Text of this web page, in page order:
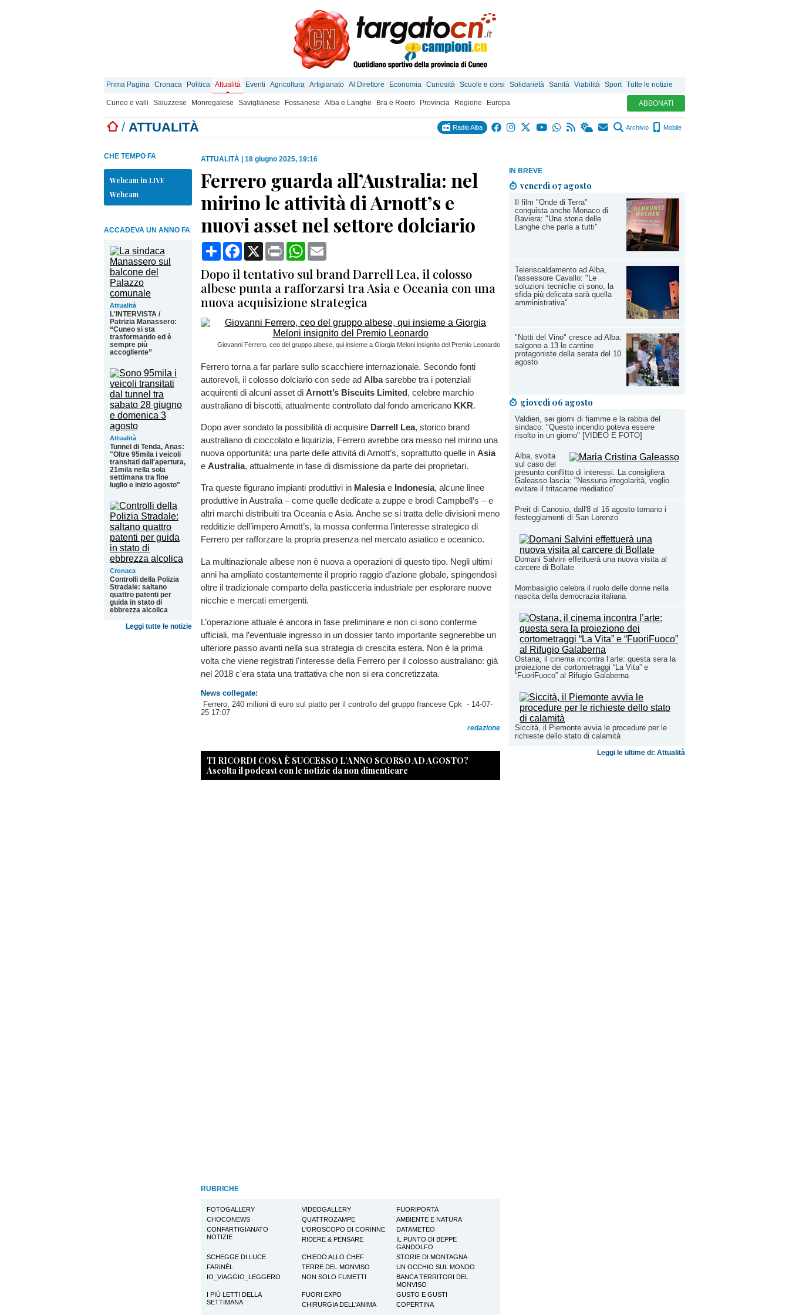
Prima Pagina Cronaca Politica Attualità Eventi Agricoltura Artigianato Al Direttore Economia Curiosità Scuole e corsi Solidarietà Sanità Viabilità Sport Tutte le notizie
Cuneo e valli Saluzzese Monregalese Saviglianese Fossanese Alba e Langhe Bra e Roero Provincia Regione Europa ABBONATI
/ ATTUALITÀ Radio Alba Archivio Mobile
IN BREVE
venerdì 07 agosto
Il film "Onde di Terra"
conquista anche Monaco di
Baviera: "Una storia delle
Langhe che parla a tutti"
Teleriscaldamento ad Alba,
l'assessore Cavallo: "Le
soluzioni tecniche ci sono, la
sfida più delicata sarà quella
amministrativa"
"Notti del Vino" cresce ad Alba:
salgono a 13 le cantine
protagoniste della serata del 10
agosto
giovedì 06 agosto
Valdieri, sei giorni di fiamme e la rabbia del
sindaco: "Questo incendio poteva essere
risolto in un giorno" [VIDEO E FOTO]
Alba, svolta
sul caso del
presunto conflitto di interessi. La consigliera
Galeasso lascia: "Nessuna irregolarità, voglio
evitare il tritacarne mediatico"
Preit di Canosio, dall'8 al 16 agosto tornano i
festeggiamenti di San Lorenzo
Domani Salvini effettuerà una nuova visita al
carcere di Bollate
Mombasiglio celebra il ruolo delle donne nella
nascita della democrazia italiana
Ostana, il cinema incontra l’arte: questa sera la
proiezione dei cortometraggi “La Vita” e
“FuoriFuoco” al Rifugio Galaberna
Siccità, il Piemonte avvia le procedure per le
richieste dello stato di calamità
Leggi le ultime di: Attualità
CHE TEMPO FA
Webcam in LIVE
Webcam
ACCADEVA UN ANNO FA
Attualità
L'INTERVISTA /
Patrizia Manassero:
“Cuneo si sta
trasformando ed è
sempre più
accogliente”
Attualità
Tunnel di Tenda, Anas:
"Oltre 95mila i veicoli
transitati dall'apertura,
21mila nella sola
settimana tra fine
luglio e inizio agosto"
Cronaca
Controlli della Polizia
Stradale: saltano
quattro patenti per
guida in stato di
ebbrezza alcolica
Leggi tutte le notizie
ATTUALITÀ 18 giugno 2025, 19:16
Ferrero guarda all’Australia: nel
mirino le attività di Arnott’s e
nuovi asset nel settore dolciario
CondividiFacebook
X Print WhatsApp
Dopo il tentativo sul brand Darrell Lea, il colosso
albese punta a rafforzarsi tra Asia e Oceania con una
nuova acquisizione strategica
Giovanni Ferrero, ceo del gruppo albese, qui insieme a Giorgia Meloni insignito del Premio Leonardo
Ferrero torna a far parlare sullo scacchiere internazionale. Secondo fonti
autorevoli, il colosso dolciario con sede ad Albasarebbe tra i potenziali
acquirenti di alcuni asset di Arnott’s Biscuits Limited, celebre marchio
australiano di biscotti, attualmente controllato dal fondo americano KKR.
Dopo aver sondato la possibilità di acquisire Darrell Lea, storico brand
australiano di cioccolato e liquirizia, Ferrero avrebbe ora messo nel mirino una
nuova opportunità: una parte delle attività di Arnott’s, soprattutto quelle in Asia
e Australia, attualmente in fase di dismissione da parte dei proprietari.
Tra queste figurano impianti produttivi in Malesiae Indonesia, alcune linee
produttive in Australia – come quelle dedicate a zuppe e brodi Campbell’s – e
altri marchi distribuiti tra Oceania e Asia. Anche se si tratta delle divisioni meno
redditizie dell’impero Arnott’s, la mossa conferma l’interesse strategico di
Ferrero per rafforzare la propria presenza nel mercato asiatico e oceanico.
La multinazionale albese non è nuova a operazioni di questo tipo. Negli ultimi
anni ha ampliato costantemente il proprio raggio d’azione globale, spingendosi
oltre il tradizionale comparto della pasticceria industriale per esplorare nuove
nicchie e mercati emergenti.
L’operazione attuale è ancora in fase preliminare e non ci sono conferme
ufficiali, ma l’eventuale ingresso in un dossier tanto importante segnerebbe un
ulteriore passo avanti nella sua strategia di crescita estera. Non è la prima
volta che viene registrati l'interesse della Ferrero per il colosso australiano: già
nel 2018 c'era stata una trattativa che non si era concretizzata.
News collegate:
Ferrero, 240 milioni di euro sul piatto per il controllo del gruppo francese Cpk - 14-07-
25 17:07
redazione
TI RICORDI COSA È SUCCESSO L’ANNO SCORSO AD AGOSTO?
Ascolta il podcast con le notizie da non dimenticare
RUBRICHE
FOTOGALLERY VIDEOGALLERY
FUORIPORTA
CHOCONEWS
QUATTROZAMPE
AMBIENTE E NATURA
CONFARTIGIANATO
NOTIZIE
L'OROSCOPO DI CORINNE
DATAMETEO
RIDERE & PENSARE
IL PUNTO DI BEPPE
GANDOLFO
SCHEGGE DI LUCE
CHIEDO ALLO CHEF
STORIE DI MONTAGNA
FARINÉL
TERRE DEL MONVISO
UN OCCHIO SUL MONDO
IO_VIAGGIO_LEGGERO
NON SOLO FUMETTI
BANCA TERRITORI DEL
MONVISO
I PIÙ LETTI DELLA
SETTIMANA
FUORI EXPO
GUSTO E GUSTI
CHIRURGIA DELL'ANIMA
COPERTINA